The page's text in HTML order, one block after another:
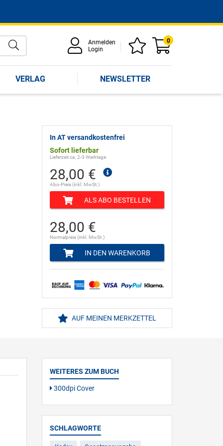
Anmelden
Login
0
VERLAG NEWSLETTER
In AT versandkostenfrei
Sofort lieferbar
Lieferzeit ca. 2-3 Werktage
28,00 €
Abo-Preis (inkl. MwSt.)
ALS ABO BESTELLEN
28,00 €
Normalpreis (inkl. MwSt.)
IN DEN WARENKORB
AUF MEINEN MERKZETTEL
WEITERES ZUM BUCH
300dpi Cover
SCHLAGWORTE